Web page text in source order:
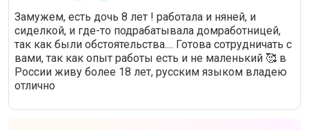
Замужем, есть дочь 8 лет ! работала и няней, и
сиделкой, и где-то подрабатывала домработницей,
так как были обстоятельства.... Готова сотрудничать с
вами, так как опыт работы есть и не маленький 🥰 в
России живу более 18 лет, русским языком владею
отлично